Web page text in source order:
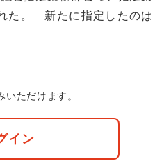
た。 新たに指定したのは
ただけます。
イン